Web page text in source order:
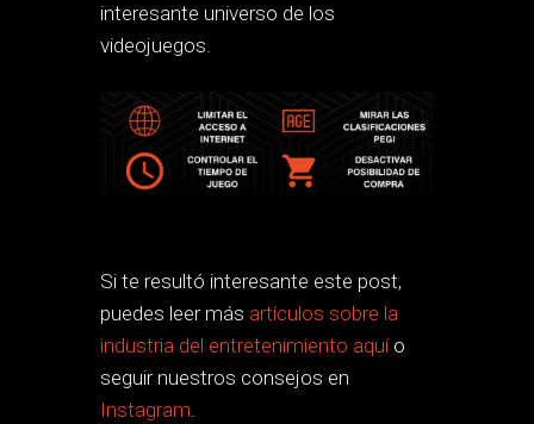
interesante universo de los
videojuegos.
Si te resultó interesante este post,
puedes leer más artículos sobre la
industria del entretenimiento aquío
seguir nuestros consejos en
Instagram.